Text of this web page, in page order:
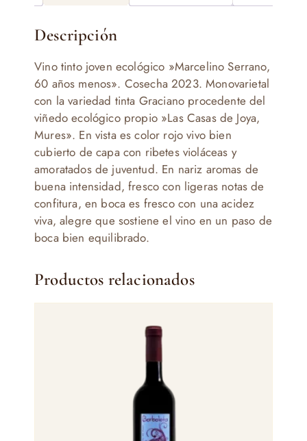
Descripción
Vino tinto joven ecológico »Marcelino Serrano,
60 años menos». Cosecha 2023. Monovarietal
con la variedad tinta Graciano procedente del
viñedo ecológico propio »Las Casas de Joya,
Mures». En vista es color rojo vivo bien
cubierto de capa con ribetes violáceas y
amoratados de juventud. En nariz aromas de
buena intensidad, fresco con ligeras notas de
confitura, en boca es fresco con una acidez
viva, alegre que sostiene el vino en un paso de
boca bien equilibrado.
Productos relacionados